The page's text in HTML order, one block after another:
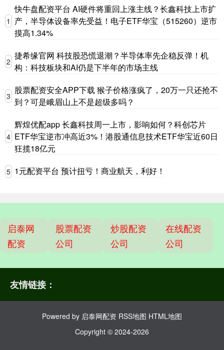
1
快牛盘配资平台 AI硬件将重回上涨主线？长鑫科技上市扩
产，半导体设备率先受益！电子ETF华宝（515260）逆市
摸高1.34%
2
捷希缘官网 科技股恐慌退潮？半导体率先企稳反弹！机
构：科技板块和AI仍是下半年的市场主线
3
股票配资安全APP下载 猴子价格涨疯了，20万一只还抢不
到？可是峨眉山上不是超级多吗？
4
辉煌优配app 长鑫科技周一上市，影响如何？科创芯片
ETF华宝逆市冲高近3%！港股通信息技术ETF华宝近60日
狂揽18亿元
5 1元配资平台 预计扭亏！商业航天，利好！
启泰网
配资
股票配资
公司
炒股配资
公司
在线配资
公司
友情链接：
Powered by 启泰网配资 RSS地图 HTML地图
Copyright © 2024-2026